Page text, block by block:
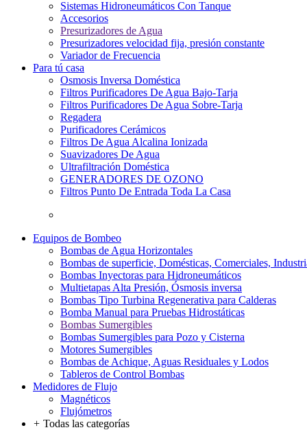
Sistemas Hidroneumáticos Con Tanque
Accesorios
Presurizadores de Agua
Presurizadores velocidad fija, presión constante
Variador de Frecuencia
Para tú casa
Osmosis Inversa Doméstica
Filtros Purificadores De Agua Bajo-Tarja
Filtros Purificadores De Agua Sobre-Tarja
Regadera
Purificadores Cerámicos
Filtros De Agua Alcalina Ionizada
Suavizadores De Agua
Ultrafiltración Doméstica
GENERADORES DE OZONO
Filtros Punto De Entrada Toda La Casa
Equipos de Bombeo
Bombas de Agua Horizontales
Bombas de superficie, Domésticas, Comerciales,
Bombas Inyectoras para Hidroneumáticos
Multietapas Alta Presión, Ósmosis inversa
Bombas Tipo Turbina Regenerativa para Calderas
Bomba Manual para Pruebas Hidrostáticas
Bombas Sumergibles
Bombas Sumergibles para Pozo y Cisterna
Motores Sumergibles
Bombas de Achique, Aguas Residuales y Lodos
Tableros de Control Bombas
Medidores de Flujo
Magnéticos
Flujómetros
+ Todas las categorías